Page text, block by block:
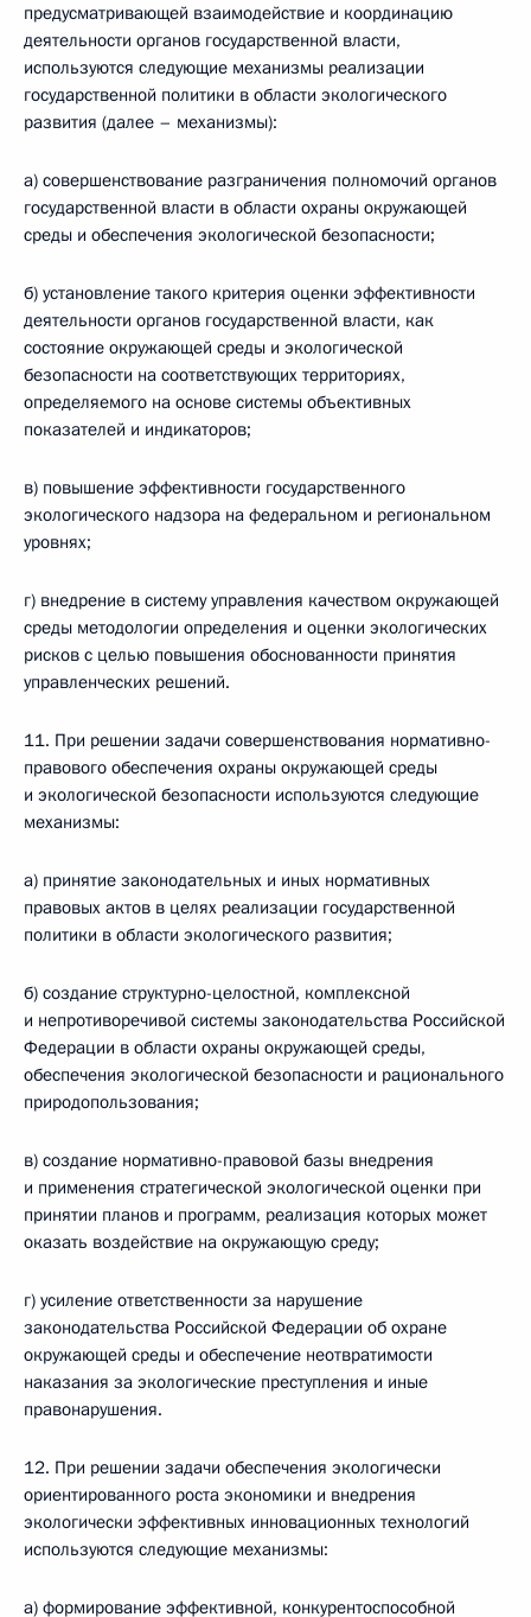
предусматривающей взаимодействие и координацию
деятельности органов государственной власти,
используются следующие механизмы реализации
государственной политики в области экологического
развития (далее – механизмы):
а) совершенствование разграничения полномочий органов
государственной власти в области охраны окружающей
среды и обеспечения экологической безопасности;
б) установление такого критерия оценки эффективности
деятельности органов государственной власти, как
состояние окружающей среды и экологической
безопасности на соответствующих территориях,
определяемого на основе системы объективных
показателей и индикаторов;
в) повышение эффективности государственного
экологического надзора на федеральном и региональном
уровнях;
г) внедрение в систему управления качеством окружающей
среды методологии определения и оценки экологических
рисков с целью повышения обоснованности принятия
управленческих решений.
11. При решении задачи совершенствования нормативно-
правового обеспечения охраны окружающей среды
и экологической безопасности используются следующие
механизмы:
а) принятие законодательных и иных нормативных
правовых актов в целях реализации государственной
политики в области экологического развития;
б) создание структурно-целостной, комплексной
и непротиворечивой системы законодательства Российской
Федерации в области охраны окружающей среды,
обеспечения экологической безопасности и рационального
природопользования;
в) создание нормативно-правовой базы внедрения
и применения стратегической экологической оценки при
принятии планов и программ, реализация которых может
оказать воздействие на окружающую среду;
г) усиление ответственности за нарушение
законодательства Российской Федерации об охране
окружающей среды и обеспечение неотвратимости
наказания за экологические преступления и иные
правонарушения.
12. При решении задачи обеспечения экологически
ориентированного роста экономики и внедрения
экологически эффективных инновационных технологий
используются следующие механизмы:
а) формирование эффективной, конкурентоспособной